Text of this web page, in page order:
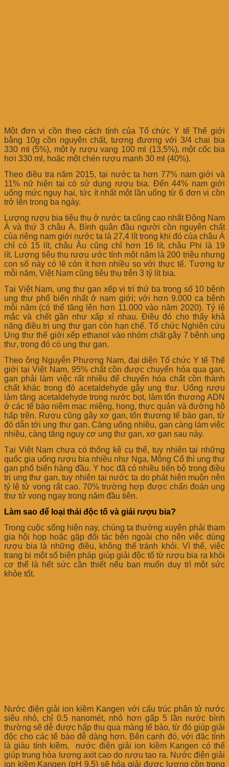
Một đơn vị cồn theo cách tính của Tổ chức Y tế Thế giới
bằng 10g cồn nguyên chất, tương đương với 3/4 chai bia
330 ml (5%), một ly rượu vang 100 ml (13,5%), một cốc bia
hơi 330 ml, hoặc một chén rượu mạnh 30 ml (40%).
Theo điều tra năm 2015, tại nước ta hơn 77% nam giới và
11% nữ hiện tại có sử dụng rượu bia. Đến 44% nam giới
uống mức nguy hại, tức ít nhất một lần uống từ 6 đơn vị cồn
trở lên trong ba ngày.
Lượng rượu bia tiêu thụ ở nước ta cũng cao nhất Đông Nam
Á và thứ 3 châu Á. Bình quân đầu người cồn nguyên chất
của riêng nam giới nước ta là 27,4 lít trong khi đó của châu Á
chỉ có 15 lít, châu Âu cũng chỉ hơn 16 lít, châu Phi là 19
lít. Lượng tiêu thụ rượu ước tính một năm là 200 triệu nhưng
con số này có lẽ còn ít hơn nhiều so với thực tế. Tương tự
mỗi năm, Việt Nam cũng tiêu thụ trên 3 tỷ lít bia.
Tại Việt Nam, ung thư gan xếp vị trí thứ ba trong số 10 bệnh
ung thư phổ biến nhất ở nam giới; với hơn 9.000 ca bệnh
mỗi năm (có thể tăng lên hơn 11.000 vào năm 2020). Tỷ lệ
mắc và chết gần như xấp xỉ nhau. Điều đó cho thấy khả
năng điều trị ung thư gan còn hạn chế. Tổ chức Nghiên cứu
Ung thư thế giới xếp ethanol vào nhóm chất gây 7 bệnh ung
thư, trong đó có ung thư gan.
Theo ông Nguyễn Phương Nam, đại diện Tổ chức Y tế Thế
giới tại Việt Nam, 95% chất cồn được chuyển hóa qua gan,
gan phải làm việc rất nhiều để chuyển hóa chất cồn thành
chất khác trong đó acetaldehyde gây ung thư. Uống rượu
làm tăng acetaldehyde trong nước bọt, làm tổn thương ADN
ở các tế bào niêm mạc miệng, họng, thực quản và đường hô
hấp trên. Rượu cũng gây xơ gan, tổn thương tế bào gan, từ
đó dẫn tới ung thư gan. Càng uống nhiều, gan càng làm việc
nhiều, càng tăng nguy cơ ung thư gan, xơ gan sau này.
Tại Việt Nam chưa có thống kê cụ thể, tuy nhiên tại những
quốc gia uống rượu bia nhiều như Nga, Mông Cổ thì ung thư
gan phổ biến hàng đầu. Y học đã có nhiều tiến bộ trong điều
trị ung thư gan, tuy nhiên tại nước ta do phát hiện muộn nên
tỷ lệ tử vong rất cao. 70% trường hợp được chẩn đoán ung
thư tử vong ngay trong năm đầu tiên.
Làm sao để loại thải độc tố và giải rượu bia?
Trong cuộc sống hiện nay, chúng ta thường xuyên phải tham
gia hội họp hoặc gặp đối tác bên ngoài cho nên việc dùng
rượu bia là những điều, không thể tránh khỏi. Vì thế, việc
trang bị một số biện pháp giúp giải độc tố từ rượu bia ra khỏi
cơ thể là hết sức cần thiết nếu bạn muốn duy trì một sức
khỏe tốt.
Nước điện giải ion kiềm Kangen với cấu trúc phân tử nước
siêu nhỏ, chỉ 0.5 nanomét, nhỏ hơn gấp 5 lần nước bình
thường sẽ dễ được hấp thu qua màng tế bào, từ đó giúp giải
độc cho các tế bào đễ dàng hơn. Bên cạnh đó, với đặc tính
là giàu tính kiềm, nước điện giải ion kiềm Kangen có thể
giúp trung hòa lượng axit cao do rượu tạo ra. Nước điện giải
ion kiềm Kangen (pH 9.5) sẽ hóa giải được lượng cồn trong